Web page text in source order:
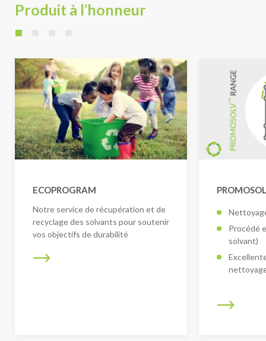
Produit à l’honneur
ECOPROGRAM
Notre service de récupération et de
recyclage des solvants pour soutenir
vos objectifs de durabilité
Procédé
solvant)